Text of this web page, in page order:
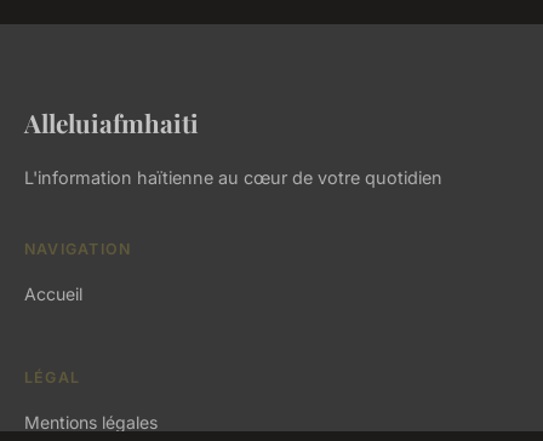
Alleluiafmhaiti
L'information haïtienne au cœur de votre quotidien
NAVIGATION
Accueil
LÉGAL
Mentions légales